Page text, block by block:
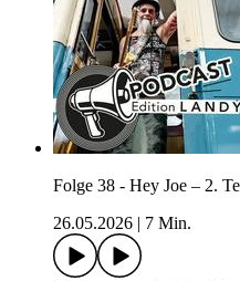
Folge 38 - Hey Joe – 2.
26.05.2026
7 Min.